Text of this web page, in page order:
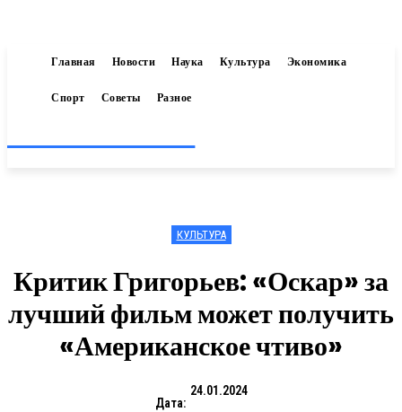
Главная Новости Наука Культура Экономика
Спорт Советы Разное
КУЛЬТУРА
Критик Григорьев: «Оскар» за
лучший фильм может получить
«Американское чтиво»
Дата:
24.01.2024